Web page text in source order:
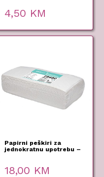
4,50 KM
Papirni peškiri za
jednokratnu upotrebu –
18,00 KM